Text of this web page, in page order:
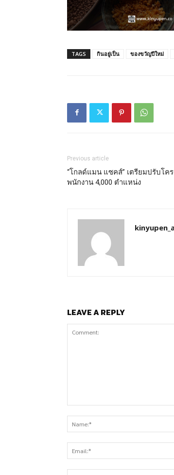
TAGS กินอยู่เป็น ของขวัญปีใหม่
Previous article
“โกลด์แมน แซคส์” เตรียมปรับโค
พนักงาน 4,000 ตำแหน่ง
LEAVE A REPLY